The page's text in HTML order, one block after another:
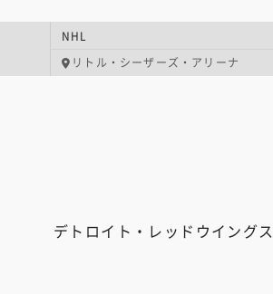
NHL
リトル・シーザーズ・アリーナ
デトロイト・レッドウイングス